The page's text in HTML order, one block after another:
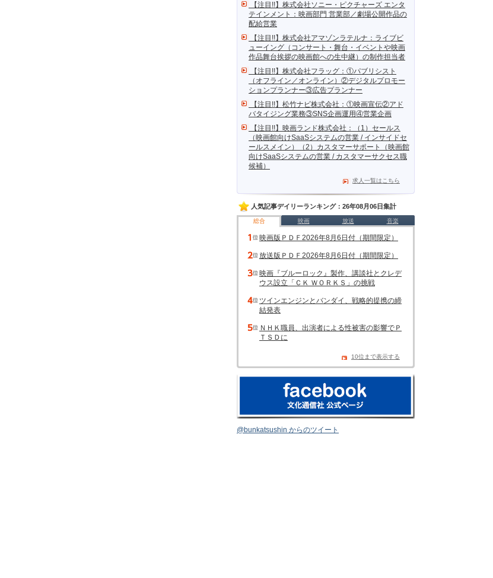
【注目!!】株式会社ソニー・ピクチャーズ エンタ
テインメント：映画部門 営業部／劇場公開作品の
配給営業
【注目!!】株式会社アマゾンラテルナ：ライブビ
ューイング（コンサート・舞台・イベントや映画
作品舞台挨拶の映画館への生中継）の制作担当者
【注目!!】株式会社フラッグ：①パブリシスト
（オフライン／オンライン）②デジタルプロモー
ションプランナー③広告プランナー
【注目!!】松竹ナビ株式会社：①映画宣伝②アド
バタイジング業務③SNS企画運用④営業企画
【注目!!】映画ランド株式会社：（1）セールス
（映画館向けSaaSシステムの営業 / インサイドセ
ールスメイン）（2）カスタマーサポート（映画館
向けSaaSシステムの営業 / カスタマーサクセス職
候補）
求人一覧はこちら
人気記事デイリーランキング：26年08月06日集計
総合 映画 放送 音楽
映画版ＰＤＦ2026年8月6日付（期間限定）
放送版ＰＤＦ2026年8月6日付（期間限定）
映画『ブルーロック』製作、講談社とクレデ
ウス設立「ＣＫ ＷＯＲＫＳ」の挑戦
ツインエンジンとバンダイ、戦略的提携の締
結発表
ＮＨＫ職員、出演者による性被害の影響でＰ
ＴＳＤに
10位まで表示する
@bunkatsushin からのツイート